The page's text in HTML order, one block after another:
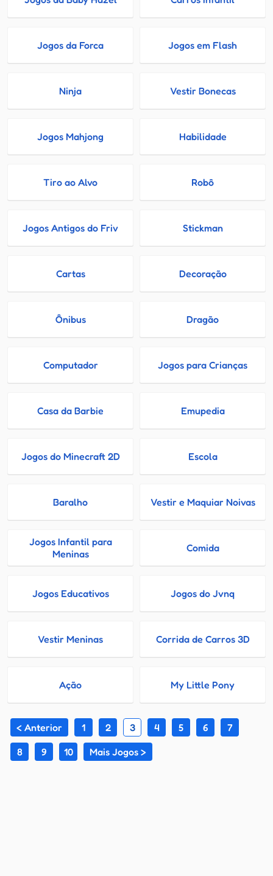
Jogos da Forca Jogos em Flash
Ninja Vestir Bonecas
Jogos Mahjong Habilidade
Tiro ao Alvo Robô
Jogos Antigos do Friv Stickman
Cartas Decoração
Ônibus Dragão
Computador Jogos para Crianças
Casa da Barbie Emupedia
Jogos do Minecraft 2D Escola
Baralho Vestir e Maquiar Noivas
Jogos Infantil para
Meninas
Comida
Jogos Educativos Jogos do Jvnq
Vestir Meninas Corrida de Carros 3D
Ação My Little Pony
< Anterior 1 2 3 4 5 6
7
8
9 10 Mais Jogos >